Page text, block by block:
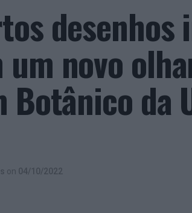
desenhos
novo
Botânico da
on 04/10/2022